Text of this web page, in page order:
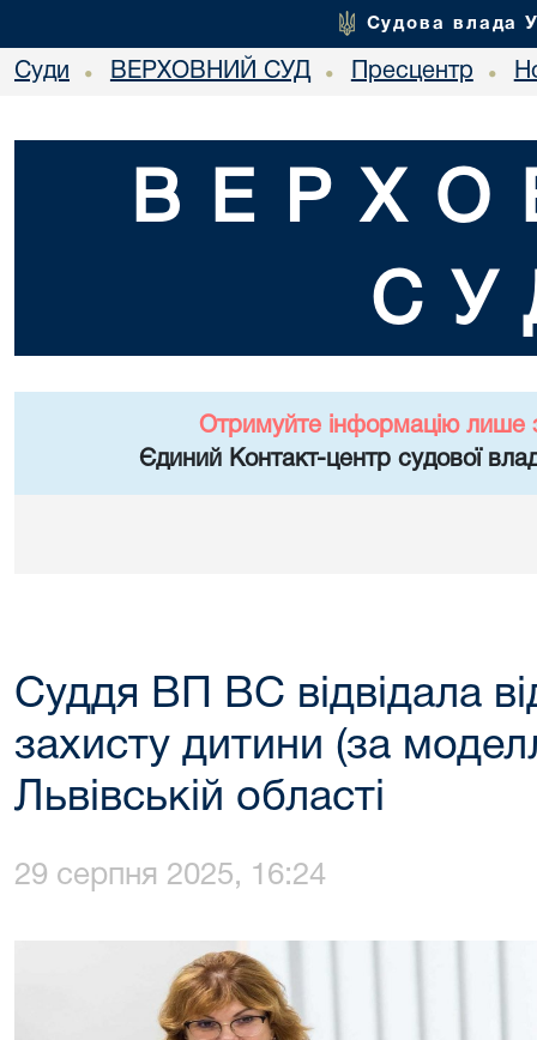
Судова влада
Суди • ВЕРХОВНИЙ СУД • Пресцентр •
Отримуйте інформацію лише
Єдиний Контакт-центр судової
Суддя ВП ВС відвідала
захисту дитини (за
Львівській області
29 серпня 2025, 16:24